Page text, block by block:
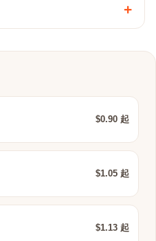
+
$0.90 起
$1.05 起
$1.13 起